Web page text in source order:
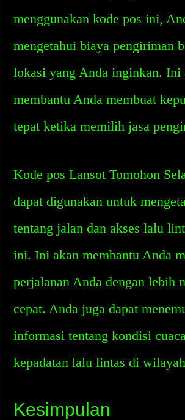
menggunakan kode pos ini,
mengetahui biaya pengiriman
lokasi yang Anda inginkan. Ini
membantu Anda membuat
tepat ketika memilih jasa
Kode pos Lansot Tomohon
dapat digunakan untuk
tentang jalan dan akses lalu
ini. Ini akan membantu Anda
perjalanan Anda dengan lebih
cepat. Anda juga dapat
informasi tentang kondisi
kepadatan lalu lintas di
Kesimpulan